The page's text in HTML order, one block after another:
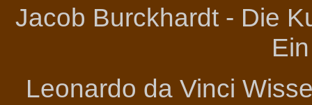
Jacob Burckhardt - Die
Leonardo da Vinci